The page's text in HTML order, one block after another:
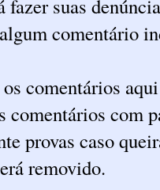
fazer suas
comentário
comentários
comentários com
provas caso
removido.